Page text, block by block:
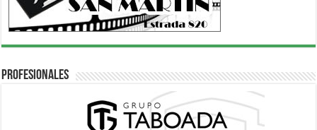
Profesionales